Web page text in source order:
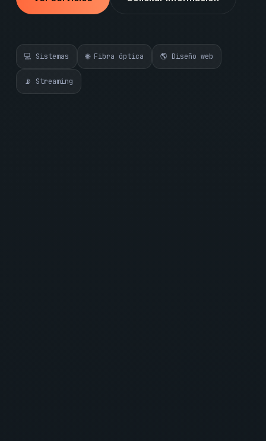
💻 Sistemas 🌐 Fibra óptica 🌎 Diseño web
📡 Streaming